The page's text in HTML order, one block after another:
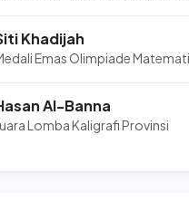
Khadijah
Emas Olimpiade
Al-Banna
Lomba Kaligrafi Provinsi